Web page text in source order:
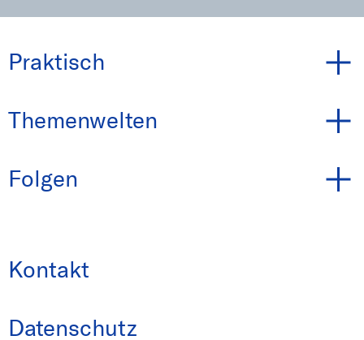
Praktisch
Themenwelten
Folgen
Kontakt
Datenschutz